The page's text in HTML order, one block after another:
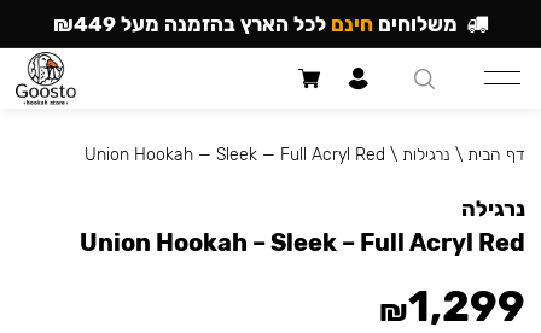
דף הבית \ נרגילות \
Union Hookah — Sleek — Full Acryl Red
נרגילה
Union Hookah – Sleek – Full Acryl Red
₪1,299
משלוחים חינם לכל הארץ בהזמנה מעל ₪449